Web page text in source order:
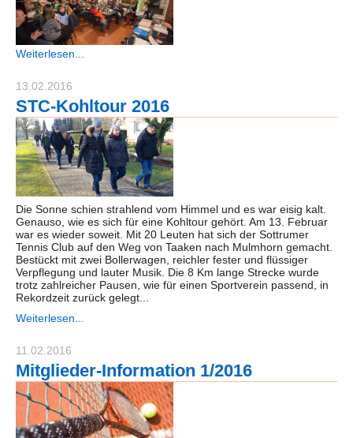
Weiterlesen...
13.02.2016
STC-Kohltour 2016
Die Sonne schien strahlend vom Himmel und es war eisig kalt.
Genauso, wie es sich für eine Kohltour gehört. Am 13. Februar
war es wieder soweit. Mit 20 Leuten hat sich der Sottrumer
Tennis Club auf den Weg von Taaken nach Mulmhorn gemacht.
Bestückt mit zwei Bollerwagen, reichler fester und flüssiger
Verpflegung und lauter Musik. Die 8 Km lange Strecke wurde
trotz zahlreicher Pausen, wie für einen Sportverein passend, in
Rekordzeit zurück gelegt...
Weiterlesen...
11.02.2016
Mitglieder-Information 1/2016